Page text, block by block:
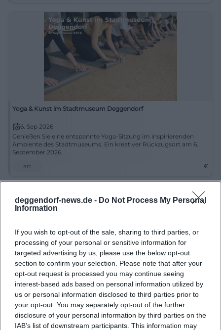
deggendorf-news.de - Do Not Process My Personal
Information
If you wish to opt-out of the sale, sharing to third parties, or
processing of your personal or sensitive information for
targeted advertising by us, please use the below opt-out
section to confirm your selection. Please note that after your
opt-out request is processed you may continue seeing
interest-based ads based on personal information utilized by
us or personal information disclosed to third parties prior to
your opt-out. You may separately opt-out of the further
disclosure of your personal information by third parties on the
IAB’s list of downstream participants. This information may
Yoga & Kunst im Stadtmuseum Deggendorf
6. Sep 2026
Genießen Sie eine entspannte Yoga-Sitzung im inspirierenden
Ambiente des Stadtmuseums. Ein kreativer Rückzugsort am 6.
September 2026.
art
€
Kunterbunt! Auf Entdeckungsreise durch die Welt der Farben
6. Sep 2026
Interaktiv und lehrreich: Die Ausstellung lädt ein, die Welt der
Farben im Stadtmuseum Deggendorf zu entdecken.